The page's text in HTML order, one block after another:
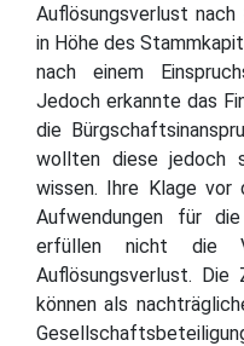
Auflösungsverlust
in Höhe des
nach einem
Jedoch erkannte das
die
wollten diese jedoch
wissen. Ihre Klage vor
Aufwendungen für die
erfüllen nicht die
Auflösungsverlust.
können als